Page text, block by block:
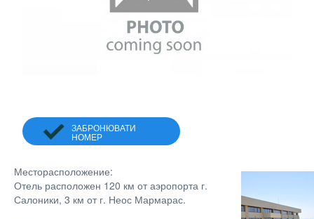
ЗАБРОНЮВАТИ
НОМЕР
Месторасположение:
Отель расположен 120 км от аэропорта г.
Салоники, 3 км от г. Неос Мармарас.